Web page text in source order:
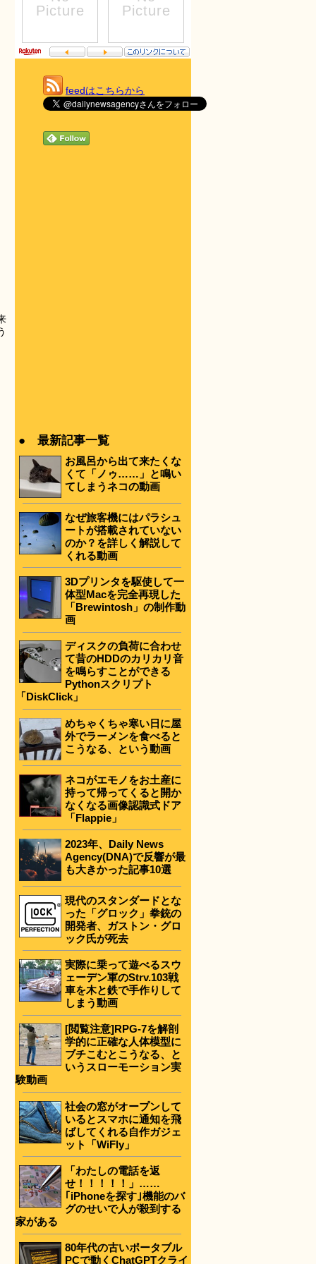
feedはこちらから
● 最新記事一覧
お風呂から出て来たくな
くて「ノゥ……」と鳴い
てしまうネコの動画
なぜ旅客機にはパラシュ
ートが搭載されていない
のか？を詳しく解説して
くれる動画
3Dプリンタを駆使して一
体型Macを完全再現した
「Brewintosh」の制作動
画
ディスクの負荷に合わせ
て昔のHDDのカリカリ音
を鳴らすことができる
Pythonスクリプト
「DiskClick」
めちゃくちゃ寒い日に屋
外でラーメンを食べると
こうなる、という動画
ネコがエモノをお土産に
持って帰ってくると開か
なくなる画像認識式ドア
「Flappie」
2023年、Daily News
Agency(DNA)で反響が最
も大きかった記事10選
現代のスタンダードとな
った「グロック」拳銃の
開発者、ガストン・グロ
ック氏が死去
実際に乗って遊べるスウ
ェーデン軍のStrv.103戦
車を木と鉄で手作りして
しまう動画
[閲覧注意]RPG-7を解剖
学的に正確な人体模型に
ブチこむとこうなる、と
いうスローモーション実
験動画
社会の窓がオープンして
いるとスマホに通知を飛
ばしてくれる自作ガジェ
ット「WiFly」
「わたしの電話を返
せ！！！！！」……
｢iPhoneを探す｣機能のバ
グのせいで人が殺到する
家がある
80年代の古いポータブル
PCで動くChatGPTクライ